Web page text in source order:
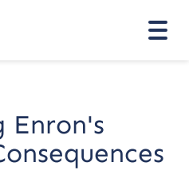
Enron's